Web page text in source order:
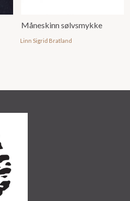
Måneskinn sølvsmykke
Linn Sigrid Bratland